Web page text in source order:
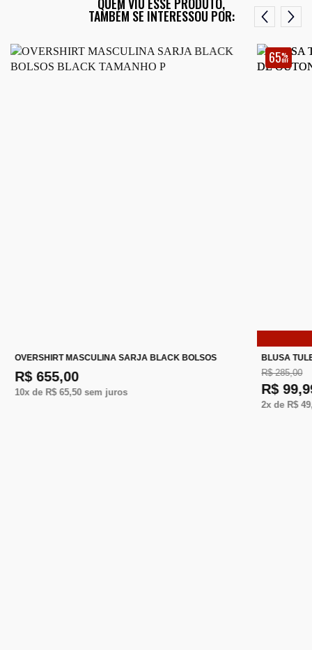
TAMBÉM SE INTERESSOU POR:
OVERSHIRT MASCULINA SARJA BLACK BOLSOS
R$ 655,00
10x de R$ 65,50sem juros
65%
OFF
BLUSA
R$ 285,00
R$
2x de R$